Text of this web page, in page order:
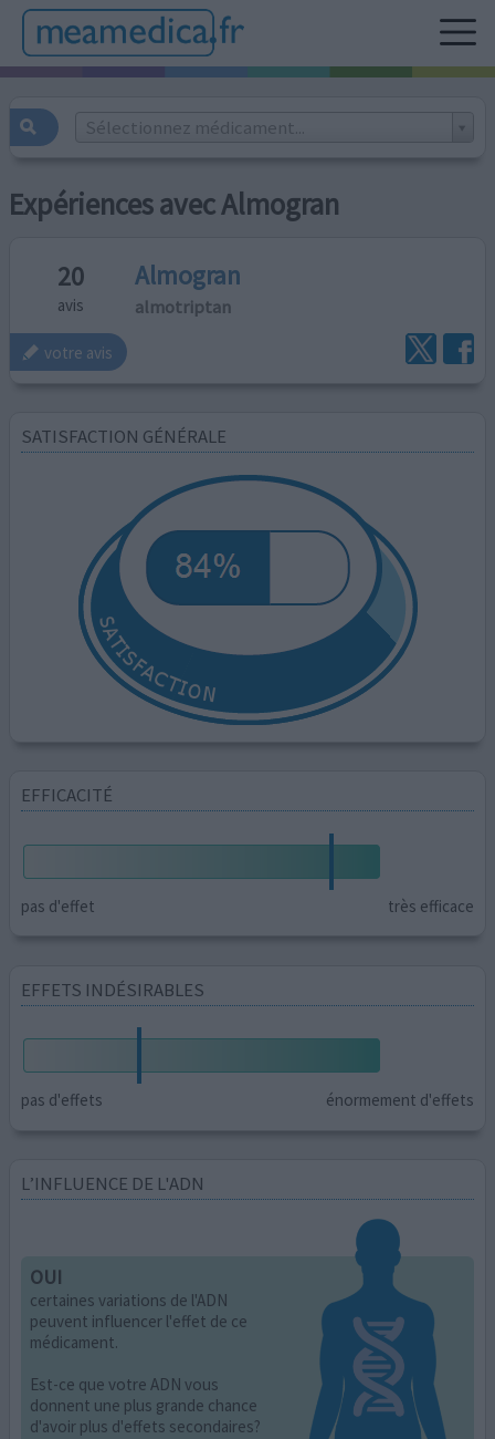
Sélectionnez médicament...
Expériences avec Almogran
20
avis
Almogran
almotriptan
votre avis
SATISFACTION GÉNÉRALE
EFFICACITÉ
pas d'effet très efficace
EFFETS INDÉSIRABLES
pas d'effets énormement d'effets
L’INFLUENCE DE L'ADN
OUI
certaines variations de l'ADN
peuvent influencer l'effet de ce
médicament.
Est-ce que votre ADN vous
donnent une plus grande chance
d'avoir plus d'effets secondaires?